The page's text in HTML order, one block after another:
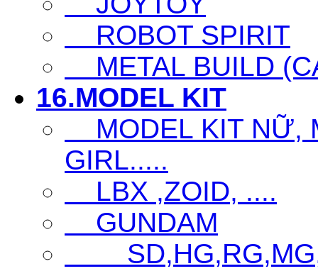
ROBOT SPIRIT
METAL BUILD
16.MODEL KIT
MODEL KIT NỮ,
GIRL.....
LBX ,ZOID, ....
GUNDAM